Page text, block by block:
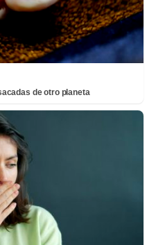
de otro planeta